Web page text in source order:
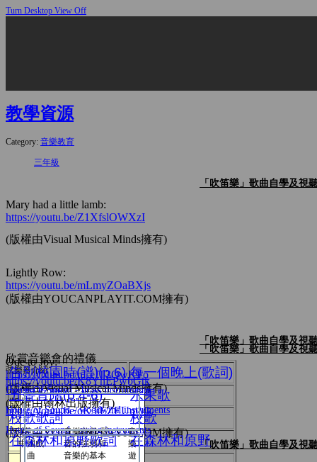
Turn Desktop View Off
教學資源
Category: 音樂教育
三年級
「吹笛樂」歌曲自學及視
Mary had a little lamb:
https://youtu.be/Z1XfslOWXzI
(版權由Visual Musical Minds擁有)
Lightly Row:
https://youtu.be/mLmyZOaBXjs
(版權由YOUCANPLAYIT.COM擁有)
「吹笛樂」歌曲自學及視
Ode to Joy:
https://youtu.be/nLeIT3QwKFo
(版權由Visual Musical Minds擁有)
https://youtu.be/oK3iEZEUmVk
(版權由YOUCANPLAYIT.COM擁有)
「吹笛樂」歌曲自學及視
弦樂器介紹
House Of Sound - brass instruments
House of Sound - woodwind instruments
House of Sound - string instruments
欣賞音樂會的禮儀
https://youtu.be/K8YnEPwbGtk
(版權由翰林出版擁有)
「吹笛樂」歌曲自學及視
中國戲
曲
音樂遊戲-聲
音的強弱和
音樂的基本
音
樂
遊
告別校園時(譜)(p.6) 每一個晚上(歌詞)
五聲音階(p.4-6)
水果歌
校歌歌詞
校歌
在森林和原野歌詞
在森林和原野
中文